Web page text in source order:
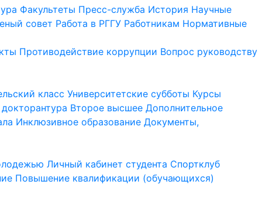
Факультеты Пресс-служба История Научные
совет Работа в РГГУ Работникам Нормативные
Противодействие коррупции Вопрос руководству
класс Университетские субботы Курсы
Второе высшее Дополнительное
Инклюзивное образование Документы,
Личный кабинет студента Спортклуб
Повышение квалификации (обучающихся)